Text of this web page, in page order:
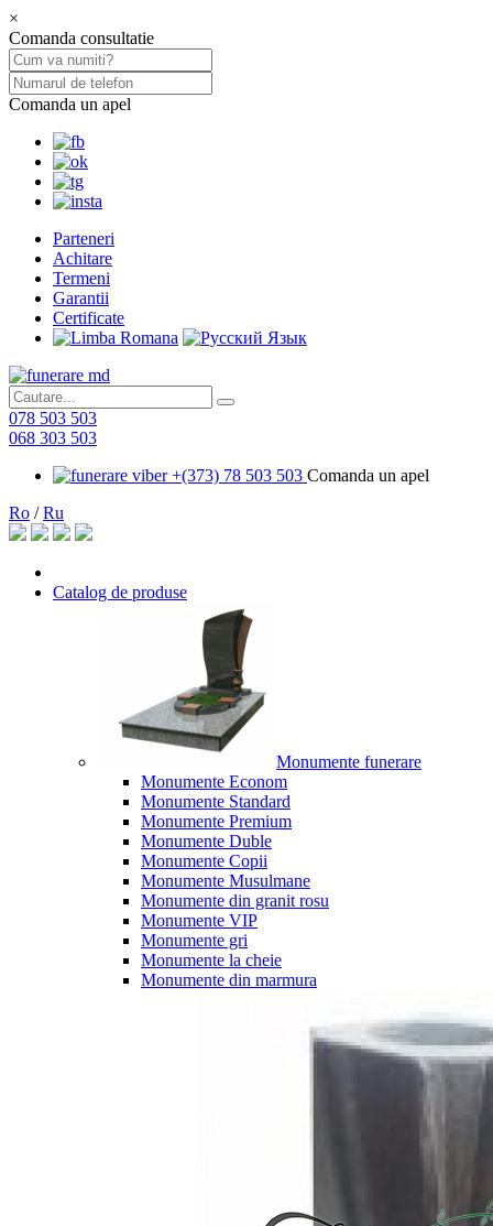
×
Comanda consultatie
Comanda un apel
Parteneri
Achitare
Termeni
Garantii
Certificate
078 503 503
068 303 503
+(373) 78 503 503 Comanda un apel
Ro /Ru
Catalog de produse
Monumente funerare
Monumente Econom
Monumente Standard
Monumente Premium
Monumente Duble
Monumente Copii
Monumente Musulmane
Monumente din granit rosu
Monumente VIP
Monumente gri
Monumente la cheie
Monumente din marmura